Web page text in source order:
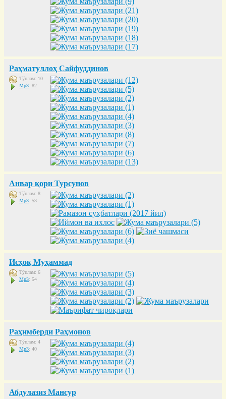
Раҳматуллоҳ Сайфуддинов
Тўплам: 10
Mp3: 82
Анвар қори Турсунов
Тўплам: 8
Mp3: 53
Исҳоқ Муҳаммад
Тўплам: 6
Mp3: 54
Раҳимберди Раҳмонов
Тўплам: 4
Mp3: 40
Абдулазиз Мансур